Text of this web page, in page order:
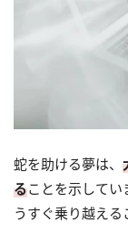
蛇を助ける夢は、
ることを示して
うすぐ乗り越える